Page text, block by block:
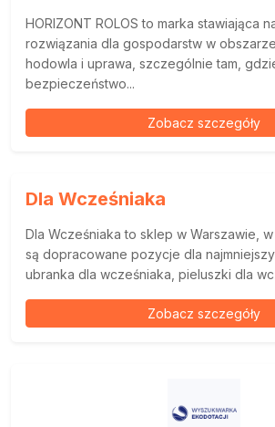
HORIZONT ROLOS to marka stawiająca
rozwiązania dla gospodarstw w
hodowla i uprawa, szczególnie tam,
bezpieczeństwo...
Zobacz szczegóły
Dla Wcześniaka
Dla Wcześniaka to sklep w Warszawie,
są dopracowane pozycje dla
ubranka dla wcześniaka, pieluszki dla
Zobacz szczegóły